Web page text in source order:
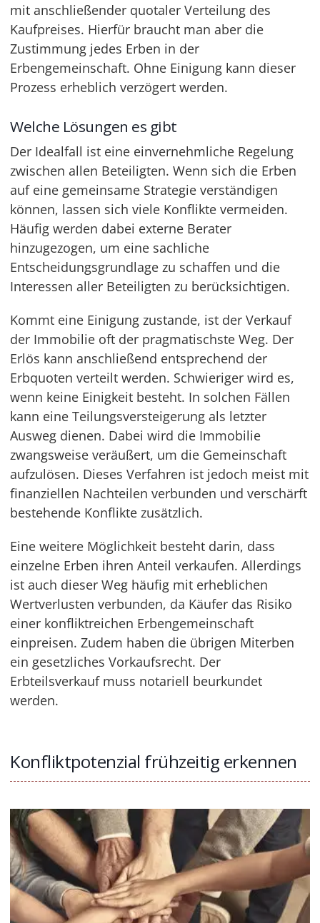
mit anschließender quotaler Verteilung des
Kaufpreises. Hierfür braucht man aber die
Zustimmung jedes Erben in der
Erbengemeinschaft. Ohne Einigung kann dieser
Prozess erheblich verzögert werden.
Welche Lösungen es gibt
Der Idealfall ist eine einvernehmliche Regelung
zwischen allen Beteiligten. Wenn sich die Erben
auf eine gemeinsame Strategie verständigen
können, lassen sich viele Konflikte vermeiden.
Häufig werden dabei externe Berater
hinzugezogen, um eine sachliche
Entscheidungsgrundlage zu schaffen und die
Interessen aller Beteiligten zu berücksichtigen.
Kommt eine Einigung zustande, ist der Verkauf
der Immobilie oft der pragmatischste Weg. Der
Erlös kann anschließend entsprechend der
Erbquoten verteilt werden. Schwieriger wird es,
wenn keine Einigkeit besteht. In solchen Fällen
kann eine Teilungsversteigerung als letzter
Ausweg dienen. Dabei wird die Immobilie
zwangsweise veräußert, um die Gemeinschaft
aufzulösen. Dieses Verfahren ist jedoch meist mit
finanziellen Nachteilen verbunden und verschärft
bestehende Konflikte zusätzlich.
Eine weitere Möglichkeit besteht darin, dass
einzelne Erben ihren Anteil verkaufen. Allerdings
ist auch dieser Weg häufig mit erheblichen
Wertverlusten verbunden, da Käufer das Risiko
einer konfliktreichen Erbengemeinschaft
einpreisen. Zudem haben die übrigen Miterben
ein gesetzliches Vorkaufsrecht. Der
Erbteilsverkauf muss notariell beurkundet
werden.
Konfliktpotenzial frühzeitig erkennen